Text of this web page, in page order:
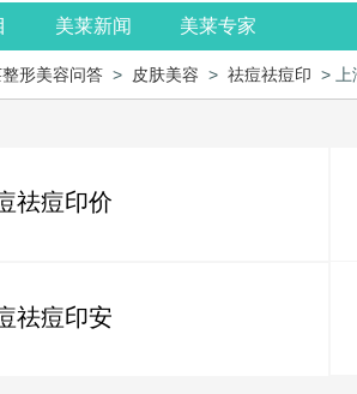
美莱新闻 美莱专家
形美容问答 > 皮肤美容 > 祛痘祛痘印 > 上
祛痘印价
祛痘印安